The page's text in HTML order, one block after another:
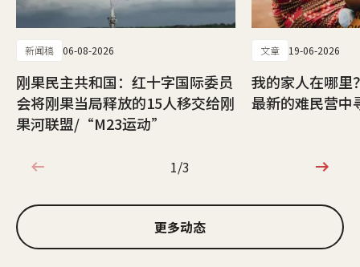
新闻稿 06-08-2026
刚果民主共和国：红十字国际委员
会将刚果当局释放的15人移交给刚
果河联盟/“M23运动”
文章 19-06-2026
我的家人在哪里
最新的难民营中
1/3
1/3
更多动态